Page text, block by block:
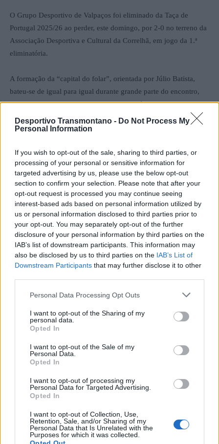
Desportivo Transmontano - Do Not Process My
Personal Information
If you wish to opt-out of the sale, sharing to third parties, or
processing of your personal or sensitive information for
targeted advertising by us, please use the below opt-out
section to confirm your selection. Please note that after your
opt-out request is processed you may continue seeing
interest-based ads based on personal information utilized by
us or personal information disclosed to third parties prior to
your opt-out. You may separately opt-out of the further
disclosure of your personal information by third parties on the
IAB’s list of downstream participants. This information may
also be disclosed by us to third parties on the IAB’s List of
Downstream Participants that may further disclose it to other
Personal Data Processing Opt Outs
I want to opt-out of the Sharing of my
personal data.
Opted In
I want to opt-out of the Sale of my
Personal Data.
Opted In
I want to opt-out of processing my
Personal Data for Targeted Advertising.
Opted In
I want to opt-out of Collection, Use,
Retention, Sale, and/or Sharing of my
Personal Data that Is Unrelated with the
Purposes for which it was collected.
O Grupo Desportivo de Valpaços foi eliminado da Taça de
Portugal 2025/26 ao perder, este domingo, por 2-0 no terreno da
Associação Desportiva e Cultural da Correlhã, em jogo da 1.ª
eliminatória.
A formação da “capital do folar”, orientada por Júlio Batista,
bateu-se de igual para igual durante grande parte do encontro,
mas acabou por ceder na segunda parte. Zé Pedro inaugurou o
marcador e, já perto do apito final, Pimenta selou a vitória da
equipa da AF Viana do Castelo, que garantiu assim a passagem à
Artigo anterior
Vila Real segue em frente na
Próximo artigo
De Vila Real para Riade:
Últimas notícias